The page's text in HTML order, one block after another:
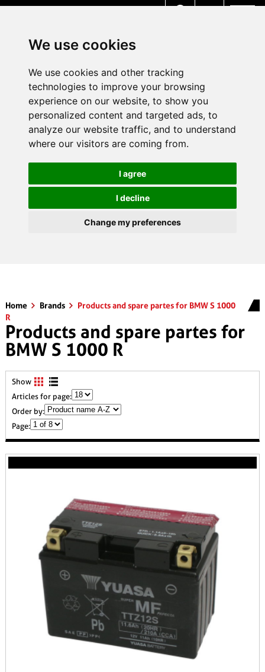
We use cookies
We use cookies and other tracking
technologies to improve your browsing
experience on our website, to show you
personalized content and targeted ads, to
analyze our website traffic, and to understand
where our visitors are coming from.
I agree
I decline
Change my preferences
Home Brands
Products and spare partes for BMW S 1000
R
Products and spare partes for
BMW S 1000 R
Show
Articles for page:
Order by:
Page: